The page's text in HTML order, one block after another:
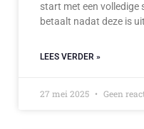
start met een volledige
betaalt nadat deze is
LEES VERDER »
27 mei 2025 Geen